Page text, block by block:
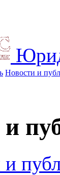
Новости и